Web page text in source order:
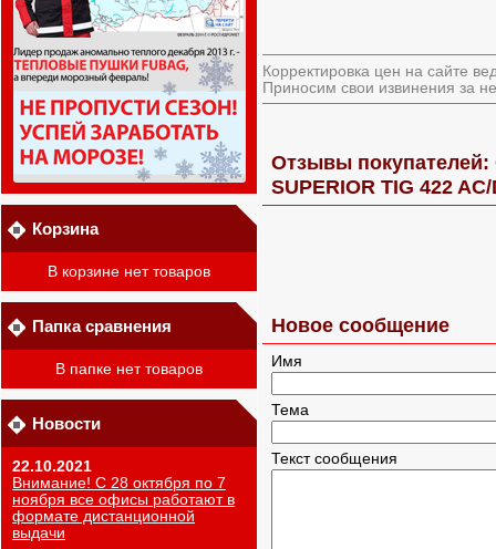
Корзина
В корзине нет товаров
Папка сравнения
В папке нет товаров
Новости
22.10.2021
Внимание! С 28 октября по 7
ноября все офисы работают в
формате дистанционной
выдачи
Корректировка цен на сайте
Приносим свои извинения за
Отзывы покупателей:
SUPERIOR TIG 422
Новое сообщение
Имя
Тема
Текст сообщения